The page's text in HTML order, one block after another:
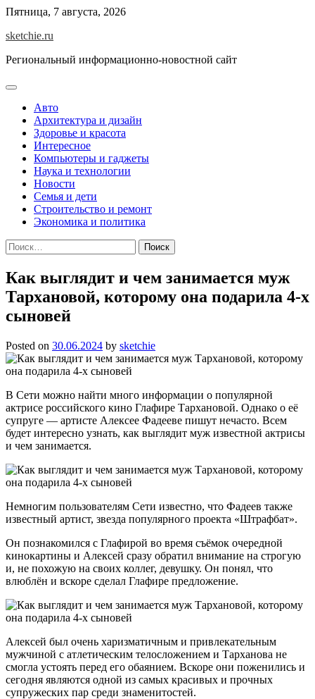
Skip
content
Пятница, 7 августа, 2026
sketchie.ru
Региональный информационно-новостной сайт
Авто
Архитектура и дизайн
Здоровье и красота
Интересное
Компьютеры и гаджеты
Наука и технологии
Новости
Семья и дети
Строительство и ремонт
Экономика и политика
Найти:
Как выглядит и чем занимается муж
Тархановой, которому она подарила 4-х
сыновей
Posted on 30.06.2024 by sketchie
В Сети можно найти много информации о популярной
актрисе российского кино Глафире Тархановой. Однако о её
супруге — артисте Алексее Фадееве пишут нечасто. Всем
будет интересно узнать, как выглядит муж известной актрисы
и чем занимается.
Немногим пользователям Сети известно, что Фадеев также
известный артист, звезда популярного проекта «Штрафбат».
Он познакомился с Глафирой во время съёмок очередной
кинокартины и Алексей сразу обратил внимание на строгую
и, не похожую на своих коллег, девушку. Он понял, что
влюблён и вскоре сделал Глафире предложение.
Алексей был очень харизматичным и привлекательным
мужчиной с атлетическим телосложением и Тарханова не
смогла устоять перед его обаянием. Вскоре они поженились и
сегодня являются одной из самых красивых и прочных
супружеских пар среди знаменитостей.